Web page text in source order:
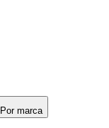
Por marca